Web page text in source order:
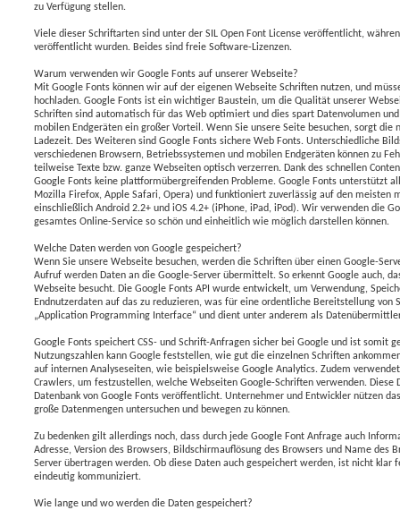
zu Verfügung stellen.
Viele dieser Schriftarten sind unter der SIL Open Font License veröffentlicht,
veröffentlicht wurden. Beides sind freie Software-Lizenzen.
Warum verwenden wir Google Fonts auf unserer Webseite?
Mit Google Fonts können wir auf der eigenen Webseite Schriften nutzen, und
hochladen. Google Fonts ist ein wichtiger Baustein, um die Qualität unserer
Schriften sind automatisch für das Web optimiert und dies spart Datenvolumen
mobilen Endgeräten ein großer Vorteil. Wenn Sie unsere Seite besuchen, sorgt die
Ladezeit. Des Weiteren sind Google Fonts sichere Web Fonts. Unterschiedliche
verschiedenen Browsern, Betriebssystemen und mobilen Endgeräten können zu
teilweise Texte bzw. ganze Webseiten optisch verzerren. Dank des schnellen
Google Fonts keine plattformübergreifenden Probleme. Google Fonts unterstützt
Mozilla Firefox, Apple Safari, Opera) und funktioniert zuverlässig auf den meisten
einschließlich Android 2.2+ und iOS 4.2+ (iPhone, iPad, iPod). Wir verwenden die
gesamtes Online-Service so schön und einheitlich wie möglich darstellen können.
Welche Daten werden von Google gespeichert?
Wenn Sie unsere Webseite besuchen, werden die Schriften über einen Google-
Aufruf werden Daten an die Google-Server übermittelt. So erkennt Google auch,
Webseite besucht. Die Google Fonts API wurde entwickelt, um Verwendung,
Endnutzerdaten auf das zu reduzieren, was für eine ordentliche Bereitstellung von
„Application Programming Interface“ und dient unter anderem als
Google Fonts speichert CSS- und Schrift-Anfragen sicher bei Google und ist somit
Nutzungszahlen kann Google feststellen, wie gut die einzelnen Schriften
auf internen Analyseseiten, wie beispielsweise Google Analytics. Zudem
Crawlers, um festzustellen, welche Webseiten Google-Schriften verwenden. Diese
Datenbank von Google Fonts veröffentlicht. Unternehmer und Entwickler nützen
große Datenmengen untersuchen und bewegen zu können.
Zu bedenken gilt allerdings noch, dass durch jede Google Font Anfrage auch
Adresse, Version des Browsers, Bildschirmauflösung des Browsers und Name des
Server übertragen werden. Ob diese Daten auch gespeichert werden, ist nicht klar
eindeutig kommuniziert.
Wie lange und wo werden die Daten gespeichert?